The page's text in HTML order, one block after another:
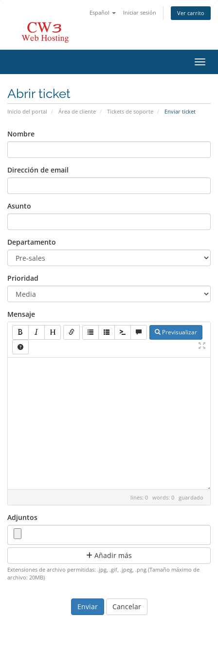
Español Iniciar sesión Ver carrito
Abrir ticket
Inicio del portal Área de cliente Tickets de soporte Enviar ticket
Nombre
Dirección de email
Asunto
Departamento
Prioridad
Mensaje
Previsualizar
lines: 0 words: 0 guardado
Adjuntos
Añadir más
Extensiones de archivo permitidas: .jpg, .gif, .jpeg, .png (Tamaño máximo de
archivo: 20MB)
Cancelar